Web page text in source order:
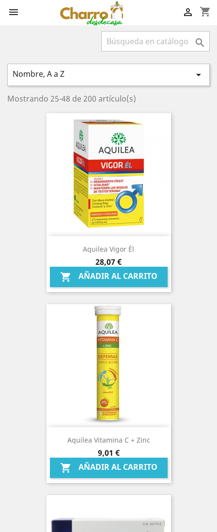
 shopping_cart


Nombre, A a Z 
Mostrando 25-48 de 200 artículo(s)
Aquilea Vigor Él
Precio
28,07 €
 AÑADIR AL CARRITO
Aquilea Vitamina C + Zinc
Precio
9,01 €
 AÑADIR AL CARRITO